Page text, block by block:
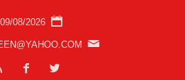
09/08/2026